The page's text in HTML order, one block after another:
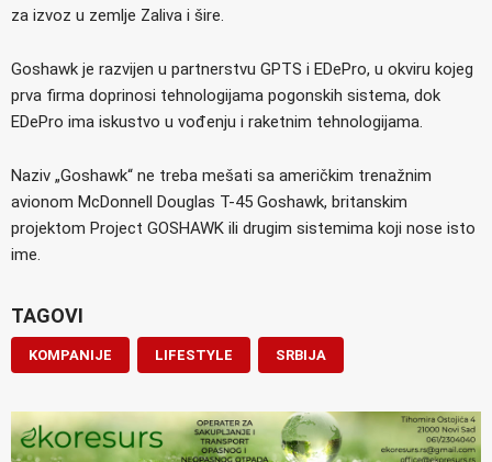
za izvoz u zemlje Zaliva i šire.
Goshawk je razvijen u partnerstvu GPTS i EDePro, u okviru kojeg
prva firma doprinosi tehnologijama pogonskih sistema, dok
EDePro ima iskustvo u vođenju i raketnim tehnologijama.
Naziv „Goshawk“ ne treba mešati sa američkim trenažnim
avionom McDonnell Douglas T-45 Goshawk, britanskim
projektom Project GOSHAWK ili drugim sistemima koji nose isto
ime.
TAGOVI
KOMPANIJE LIFESTYLE SRBIJA